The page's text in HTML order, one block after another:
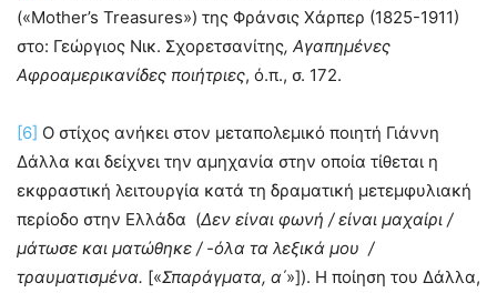
(«Mother’s Treasures») της Φράνσις Χάρπερ (1825-1911)
στο: Γεώργιος Νικ. Σχορετσανίτης, Αγαπημένες
Αφροαμερικανίδες ποιήτριες, ό.π., σ. 172.
[6] Ο στίχος ανήκει στον μεταπολεμικό ποιητή Γιάννη
Δάλλα και δείχνει την αμηχανία στην οποία τίθεται η
εκφραστική λειτουργία κατά τη δραματική μετεμφυλιακή
περίοδο στην Ελλάδα (Δεν είναι φωνή / είναι μαχαίρι /
μάτωσε και ματώθηκε / -όλα τα λεξικά μου /
τραυματισμένα. [«Σπαράγματα, α΄»]). Η ποίηση του Δάλλα,